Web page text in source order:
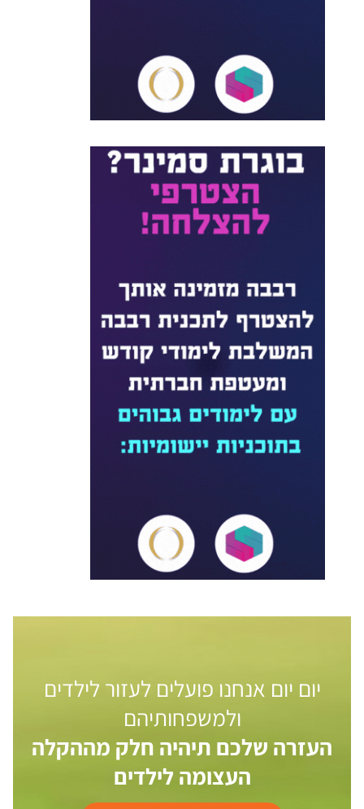
יום יום אנחנו פועלים לעזור לילדים
ולמשפחותיהם
העזרה שלכם תיהיה חלק מההקלה
העצומה לילדים